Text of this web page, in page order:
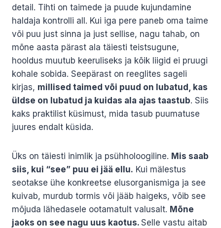
detail. Tihti on taimede ja puude kujundamine
haldaja kontrolli all. Kui iga pere paneb oma taime
või puu just sinna ja just sellise, nagu tahab, on
mõne aasta pärast ala täiesti teistsugune,
hooldus muutub keeruliseks ja kõik liigid ei pruugi
kohale sobida. Seepärast on reeglites sageli
kirjas, millised taimed või puud on lubatud, kas
üldse on lubatud ja kuidas ala ajas taastub. Siis
kaks praktilist küsimust, mida tasub puumatuse
juures endalt küsida.
Üks on täiesti inimlik ja psühholoogiline. Mis saab
siis, kui “see” puu ei jää ellu. Kui mälestus
seotakse ühe konkreetse elusorganismiga ja see
kuivab, murdub tormis või jääb haigeks, võib see
mõjuda lähedasele ootamatult valusalt. Mõne
jaoks on see nagu uus kaotus. Selle vastu aitab